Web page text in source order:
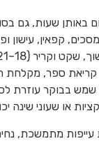
באותן שעות, גם
קפאין, עישון
מעלות), מזרן תומך, וכרית נוחה.
ספר, מקלחת
בבוקר עוזרת
או שעוני שינה
עייפות מתמשכת,